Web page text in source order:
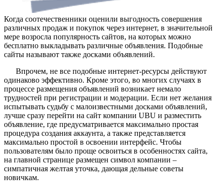
Когда соотечественники оценили выгодность совершения
различных продаж и покупок через интернет, в значительной
мере возросла популярность сайтов, на которых можно
бесплатно выкладывать различные объявления. Подобные
сайты называют также досками объявлений.
Впрочем, не все подобные интернет-ресурсы действуют
одинаково эффективно. Кроме этого, во многих случаях в
процессе размещения объявлений возникает немало
трудностей при регистрации и модерации. Если нет желания
испытывать судьбу с малоизвестными досками объявлений,
лучше сразу перейти на сайт компании UBU и разместить
объявление, где предусматривается максимально простая
процедура создания аккаунта, а также представляется
максимально простой в освоении интерфейс. Чтобы
пользователям было проще освоиться в особенностях сайта,
на главной странице размещен символ компании –
симпатичная желтая уточка, дающая дельные советы
новичкам.